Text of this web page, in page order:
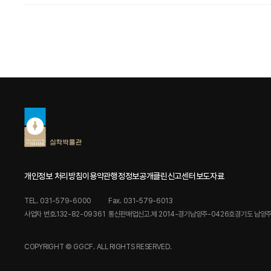
개인정보 처리방침이용약관행정정보공개클린신고센터 보도자료
TEL. 031-579-6000
Fax. 031-579-6013
사업자 번호.132-82-09361 통신판매업신고.제 2014-경기남양주-0426호경기도 남양
COPYRIGHT © GGCF. ALL RIGHTS RESERVED.